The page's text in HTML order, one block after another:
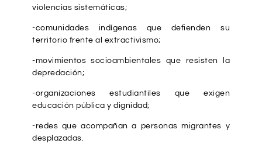
violencias sistemáticas;
-comunidades indígenas que defienden su
territorio frente al extractivismo;
-movimientos socioambientales que resisten la
depredación;
-organizaciones estudiantiles que exigen
educación pública y dignidad;
-redes que acompañan a personas migrantes y
desplazadas.